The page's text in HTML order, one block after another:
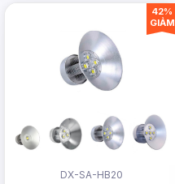
DX-SA-HB20
42%
GIẢM